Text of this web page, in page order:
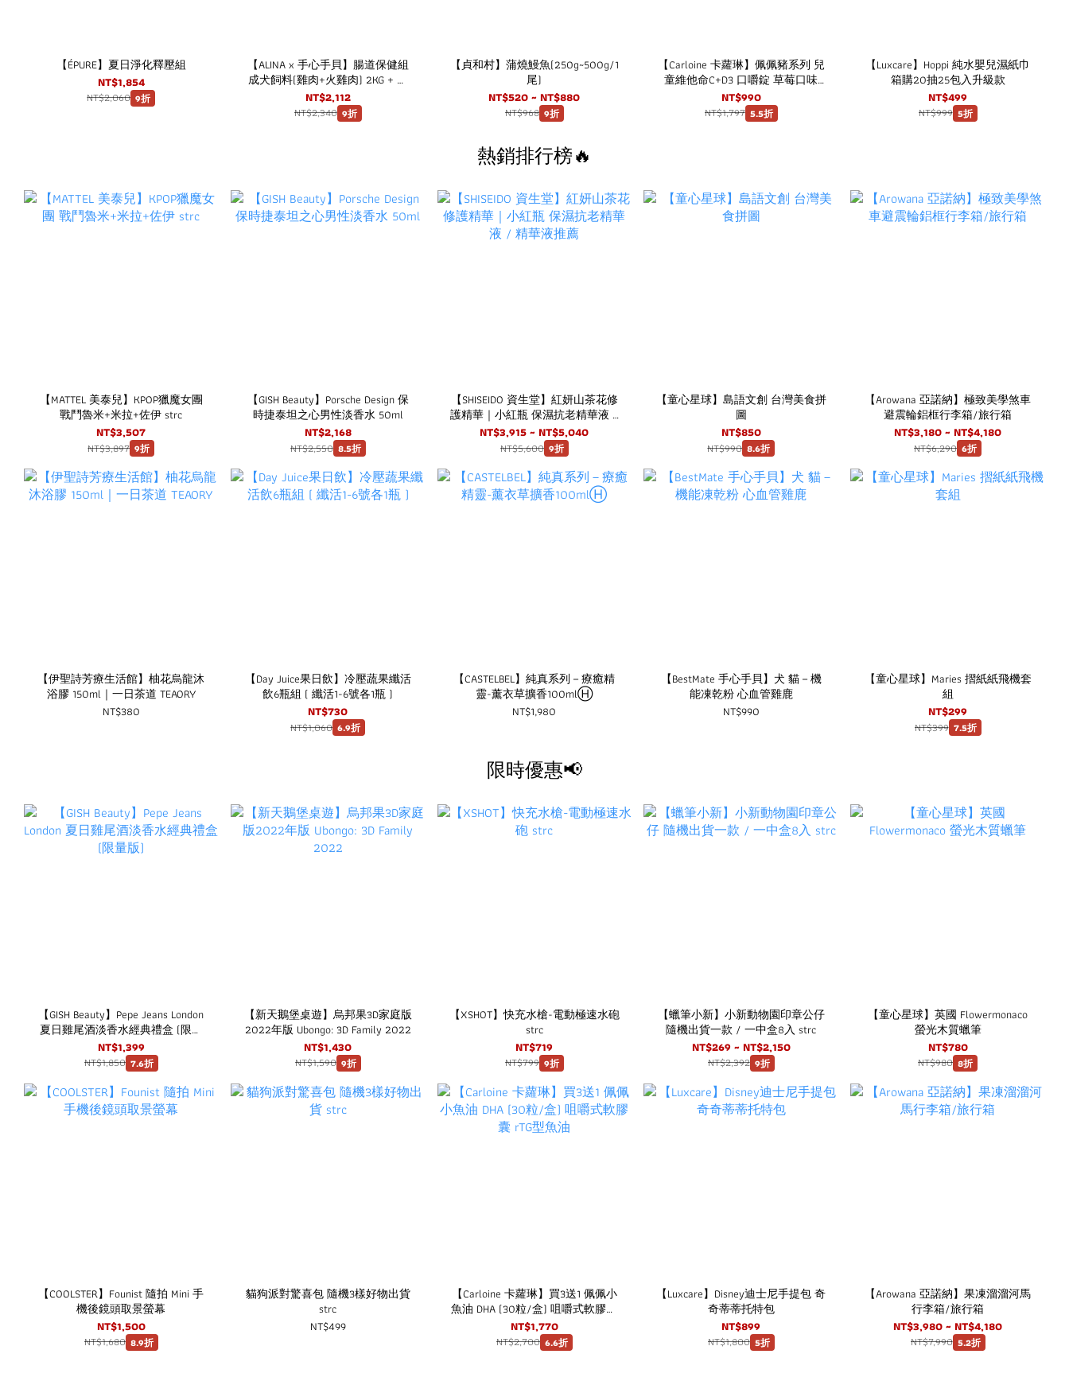
【ÉPURE】夏日淨化釋壓組
NT$1,854
NT$2,060 9折
【ALINA x 手心手貝】腸道保健組
成犬飼料(雞肉+火雞肉) 2KG + 犬
用腸道益生菌(30包/盒)
NT$2,112
NT$2,340 9折
【貞和村】蒲燒鰻魚(250g~500g/1
尾)
NT$520 ~ NT$880
NT$968 9折
【Carloine 卡蘿琳】佩佩豬系列 兒
童維他命C+D3 口嚼錠 草莓口味
(150粒/盒) 3盒超值組
NT$990
NT$1,797 5.5折
【Luxcare】Hoppi 純水嬰兒濕紙巾
箱購20抽25包入升級款
NT$499
NT$999 5折
熱銷排行榜🔥
【MATTEL 美泰兒】KPOP獵魔女團
戰鬥魯米+米拉+佐伊 strc
NT$3,507
NT$3,897 9折
【GISH Beauty】Porsche Design 保
時捷泰坦之心男性淡香水 50ml
NT$2,168
NT$2,550 8.5折
【SHISEIDO 資生堂】紅妍山茶花修
護精華｜小紅瓶 保濕抗老精華液 /
精華液推薦
NT$3,915 ~ NT$5,040
NT$5,600 9折
【童心星球】島語文創 台灣美食拼
圖
NT$850
NT$990 8.6折
【Arowana 亞諾納】極致美學煞車
避震輪鋁框行李箱/旅行箱
NT$3,180 ~ NT$4,180
NT$6,290 6折
【伊聖詩芳療生活館】柚花烏龍沐
浴膠 150ml｜一日茶道 TEAORY
NT$380
【Day Juice果日飲】冷壓蔬果纖活
飲6瓶組 ( 纖活1-6號各1瓶 )
NT$730
NT$1,060 6.9折
【CASTELBEL】純真系列－療癒精
靈-薰衣草擴香100mlⒽ
NT$1,980
【BestMate 手心手貝】犬 貓－機
能凍乾粉 心血管雞鹿
NT$990
【童心星球】Maries 摺紙紙飛機套
組
NT$299
NT$399 7.5折
限時優惠📢
【GISH Beauty】Pepe Jeans London
夏日雞尾酒淡香水經典禮盒 (限量
版)
NT$1,399
NT$1,850 7.6折
【新天鵝堡桌遊】烏邦果3D家庭版
2022年版 Ubongo: 3D Family 2022
NT$1,430
NT$1,590 9折
【XSHOT】快充水槍-電動極速水砲
strc
NT$719
NT$799 9折
【蠟筆小新】小新動物園印章公仔
隨機出貨一款 / 一中盒8入 strc
NT$269 ~ NT$2,150
NT$2,392 9折
【童心星球】英國 Flowermonaco
螢光木質蠟筆
NT$780
NT$980 8折
【COOLSTER】Founist 隨拍 Mini 手
機後鏡頭取景螢幕
NT$1,500
NT$1,680 8.9折
貓狗派對驚喜包 隨機3樣好物出貨
strc
NT$499
【Carloine 卡蘿琳】買3送1 佩佩小
魚油 DHA (30粒/盒) 咀嚼式軟膠囊
rTG型魚油
NT$1,770
NT$2,700 6.6折
【Luxcare】Disney迪士尼手提包 奇
奇蒂蒂托特包
NT$899
NT$1,800 5折
【Arowana 亞諾納】果凍溜溜河馬
行李箱/旅行箱
NT$3,980 ~ NT$4,180
NT$7,990 5.2折